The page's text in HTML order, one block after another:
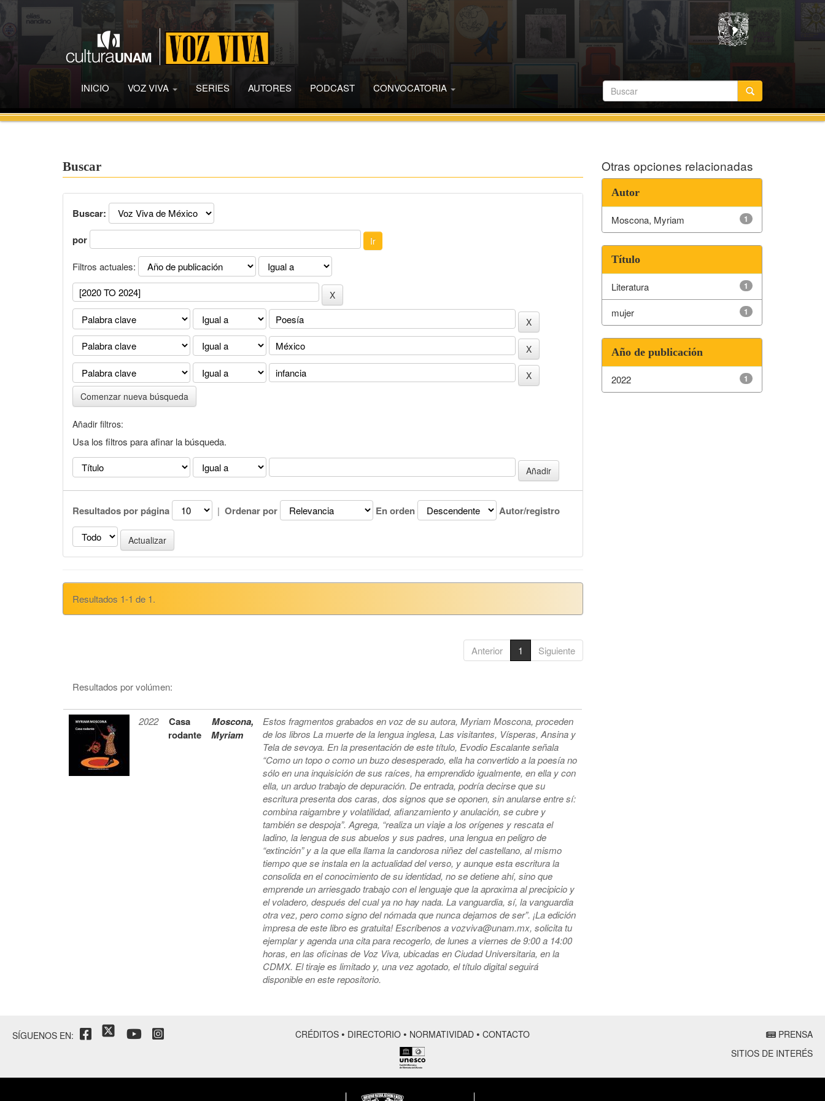
INICIO VOZ VIVA SERIES AUTORES PODCAST CONVOCATORIA
Buscar
Buscar:
por
Filtros actuales:
Comenzar nueva búsqueda
Añadir filtros:
Usa los filtros para afinar la búsqueda.
Resultados por página | Ordenar por En orden Autor/registro
Resultados 1-1 de 1.
Anterior 1 Siguiente
Resultados por volúmen:
2022
Casa
rodante
Moscona,
Myriam
Estos fragmentos grabados en voz de su autora, Myriam Moscona, proceden
de los libros La muerte de la lengua inglesa, Las visitantes, Vísperas, Ansina y
Tela de sevoya. En la presentación de este título, Evodio Escalante señala
“Como un topo o como un buzo desesperado, ella ha convertido a la poesía no
sólo en una inquisición de sus raíces, ha emprendido igualmente, en ella y con
ella, un arduo trabajo de depuración. De entrada, podría decirse que su
escritura presenta dos caras, dos signos que se oponen, sin anularse entre sí:
combina raigambre y volatilidad, afianzamiento y anulación, se cubre y
también se despoja”. Agrega, “realiza un viaje a los orígenes y rescata el
ladino, la lengua de sus abuelos y sus padres, una lengua en peligro de
“extinción” y a la que ella llama la candorosa niñez del castellano, al mismo
tiempo que se instala en la actualidad del verso, y aunque esta escritura la
consolida en el conocimiento de su identidad, no se detiene ahí, sino que
emprende un arriesgado trabajo con el lenguaje que la aproxima al precipicio y
el voladero, después del cual ya no hay nada. La vanguardia, sí, la vanguardia
otra vez, pero como signo del nómada que nunca dejamos de ser”. ¡La edición
impresa de este libro es gratuita! Escríbenos a vozviva@unam.mx, solicita tu
ejemplar y agenda una cita para recogerlo, de lunes a viernes de 9:00 a 14:00
horas, en las oficinas de Voz Viva, ubicadas en Ciudad Universitaria, en la
CDMX. El tiraje es limitado y, una vez agotado, el título digital seguirá
disponible en este repositorio.
Otras opciones relacionadas
Autor
1
Moscona, Myriam
Título
1
Literatura
1
mujer
Año de publicación
1
2022
SÍGUENOS EN: CRÉDITOS • DIRECTORIO • NORMATIVIDAD • CONTACTO
PRENSA
SITIOS DE INTERÉS